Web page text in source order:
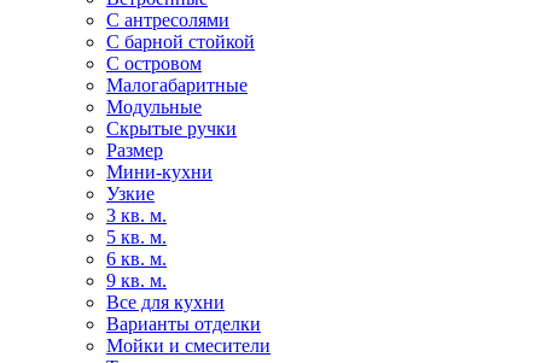
С антресолями
С барной стойкой
С островом
Малогабаритные
Модульные
Скрытые ручки
Размер
Мини-кухни
Узкие
3 кв. м.
5 кв. м.
6 кв. м.
9 кв. м.
Все для кухни
Варианты отделки
Мойки и смесители